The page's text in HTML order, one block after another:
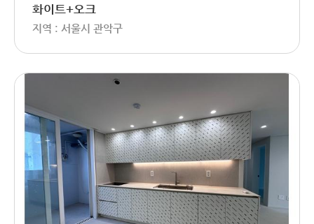
화이트+오크
지역 : 서울시 관악구